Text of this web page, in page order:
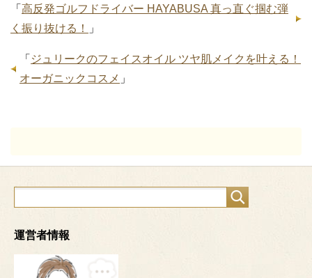
「 高反発ゴルフドライバー HAYABUSA 真っ直ぐ掴む弾
く振り抜ける！
」
「 ジュリークのフェイスオイル ツヤ肌メイクを叶える！
オーガニックコスメ 」
運営者情報